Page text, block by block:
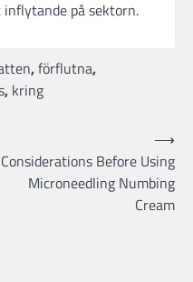
på sektorn.
,förflutna,
, kring
Considerations Before Using
Microneedling Numbing
Cream
⟶